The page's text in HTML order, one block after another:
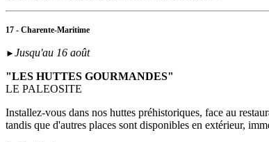
17 - Charente-Maritime
► Jusqu'au 16 août
"LES HUTTES GOURMANDES"
LE PALEOSITE
Installez-vous dans nos huttes préhistoriques, face au
tandis que d'autres places sont disponibles en extérieur,